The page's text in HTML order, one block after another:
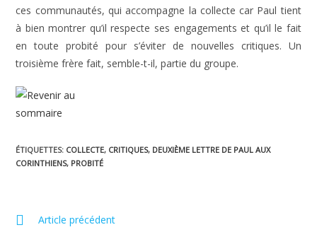
ces communautés, qui accompagne la collecte car Paul tient
à bien montrer qu’il respecte ses engagements et qu’il le fait
en toute probité pour s’éviter de nouvelles critiques. Un
troisième frère fait, semble-t-il, partie du groupe.
ÉTIQUETTES: COLLECTE, CRITIQUES, DEUXIÈME LETTRE DE PAUL AUX
CORINTHIENS, PROBITÉ
ReadArticle précédent